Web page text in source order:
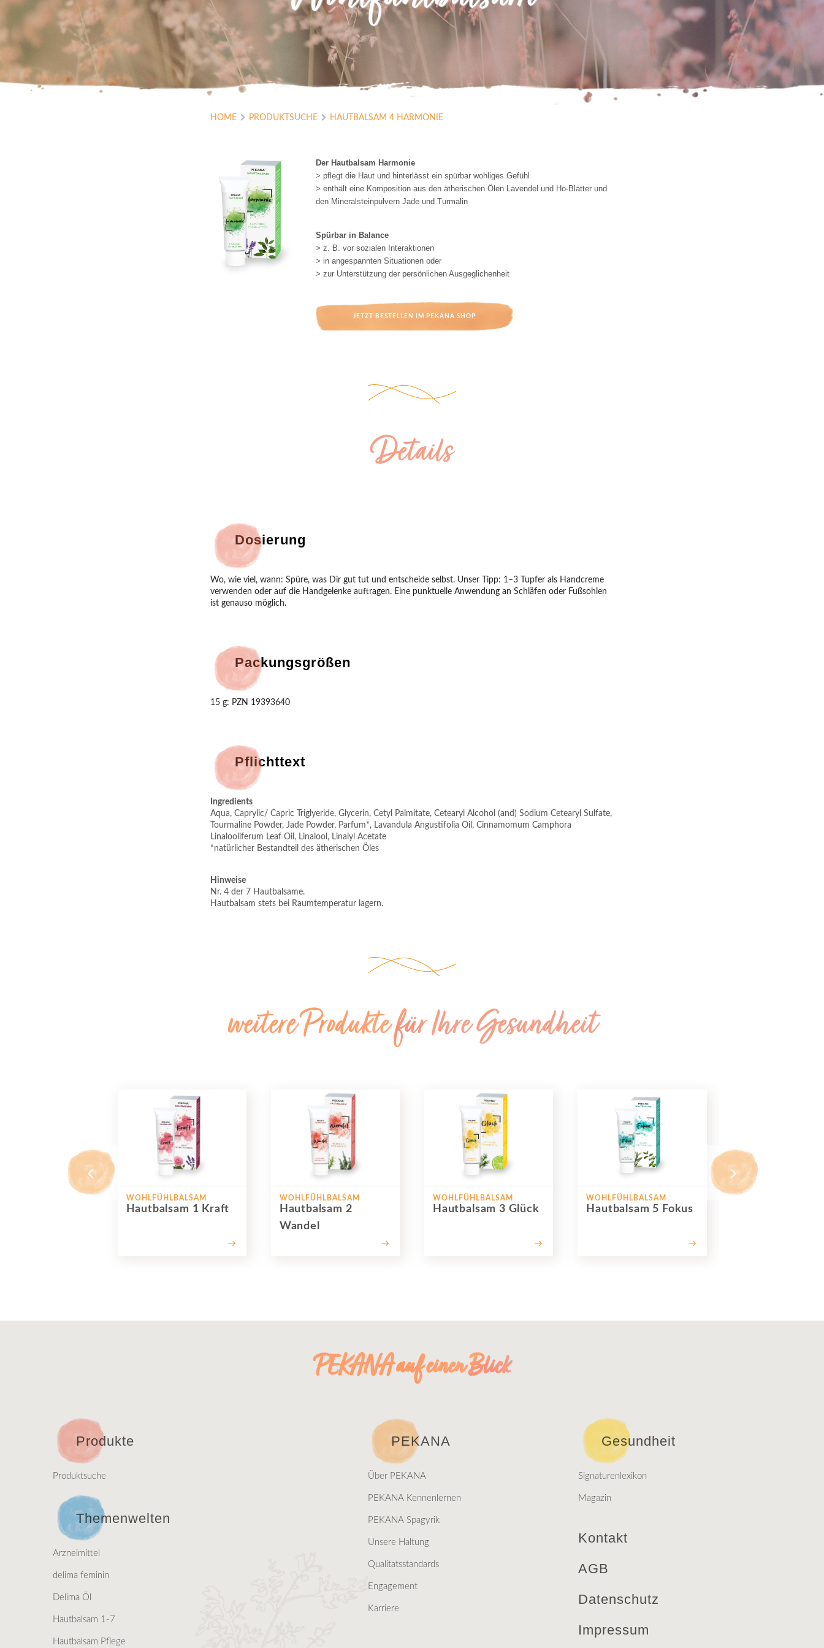
HOME PRODUKTSUCHE HAUTBALSAM 4 HARMONIE
Der Hautbalsam Harmonie
> pflegt die Haut und hinterlässt ein spürbar wohliges Gefühl
> enthält eine Komposition aus den ätherischen Ölen Lavendel und Ho-Blätter und
den Mineralsteinpulvern Jade und Turmalin
Spürbar in Balance
> z. B. vor sozialen Interaktionen
> in angespannten Situationen oder
> zur Unterstützung der persönlichen Ausgeglichenheit
JETZT BESTELLEN IM PEKANA SHOP
Details
Dosierung
Wo, wie viel, wann: Spüre, was Dir gut tut und entscheide selbst. Unser Tipp: 1–3 Tupfer als Handcreme
verwenden oder auf die Handgelenke auftragen. Eine punktuelle Anwendung an Schläfen oder Fußsohlen
ist genauso möglich.
Packungsgrößen
15 g: PZN 19393640
Pflichttext
Ingredients
Aqua, Caprylic/ Capric Triglyeride, Glycerin, Cetyl Palmitate, Cetearyl Alcohol (and) Sodium Cetearyl Sulfate,
Tourmaline Powder, Jade Powder, Parfum*, Lavandula Angustifolia Oil, Cinnamomum Camphora
Linalooliferum Leaf Oil, Linalool, Linalyl Acetate
*natürlicher Bestandteil des ätherischen Öles
Hinweise
Nr. 4 der 7 Hautbalsame.
Hautbalsam stets bei Raumtemperatur lagern.
weitere Produkte für Ihre Gesundheit
WOHLFÜHLBALSAM
Hautbalsam 1 Kraft
WOHLFÜHLBALSAM
Hautbalsam 2
Wandel
WOHLFÜHLBALSAM
Hautbalsam 3 Glück
WOHLFÜHLBALSAM
Hautbalsam 5 Fokus
PEKANA auf einen Blick
Produkte
Produktsuche
Themenwelten
Arzneimittel
delima feminin
Delima Öl
Hautbalsam 1-7
Hautbalsam Pflege
PEKANA
Über PEKANA
PEKANA Kennenlernen
PEKANA Spagyrik
Unsere Haltung
Qualitatsstandards
Engagement
Karriere
Gesundheit
Signaturenlexikon
Magazin
Kontakt
AGB
Datenschutz
Impressum